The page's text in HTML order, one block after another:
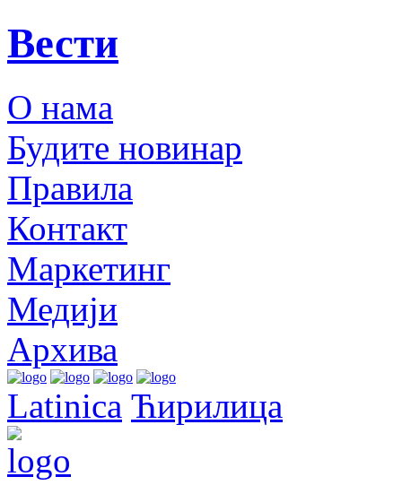
Вести
О нама
Будите новинар
Правила
Контакт
Маркетинг
Медији
Архива
Latinica Ћирилица